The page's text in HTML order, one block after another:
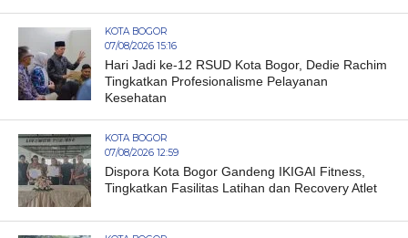
KOTA BOGOR
07/08/2026 15:16
Hari Jadi ke-12 RSUD Kota Bogor, Dedie Rachim
Tingkatkan Profesionalisme Pelayanan
Kesehatan
KOTA BOGOR
07/08/2026 12:59
Dispora Kota Bogor Gandeng IKIGAI Fitness,
Tingkatkan Fasilitas Latihan dan Recovery Atlet